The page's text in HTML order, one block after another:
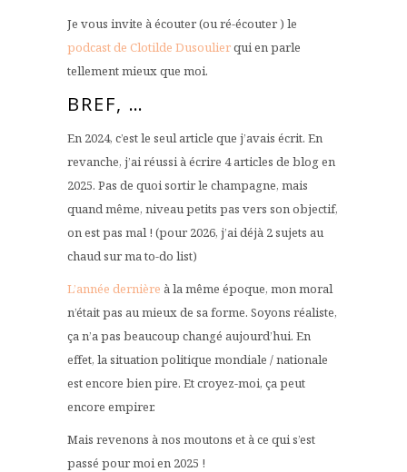
Je vous invite à écouter (ou ré-écouter ) le
podcast de Clotilde Dusoulierqui en parle
tellement mieux que moi.
BREF, …
En 2024, c’est le seul article que j’avais écrit. En
revanche, j’ai réussi à écrire 4 articles de blog en
2025. Pas de quoi sortir le champagne, mais
quand même, niveau petits pas vers son objectif,
on est pas mal ! (pour 2026, j’ai déjà 2 sujets au
chaud sur ma to-do list)
L’année dernière à la même époque, mon moral
n’était pas au mieux de sa forme. Soyons réaliste,
ça n’a pas beaucoup changé aujourd’hui. En
effet, la situation politique mondiale / nationale
est encore bien pire. Et croyez-moi, ça peut
encore empirer.
Mais revenons à nos moutons et à ce qui s’est
passé pour moi en 2025 !